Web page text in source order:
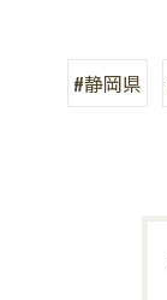
#静岡県